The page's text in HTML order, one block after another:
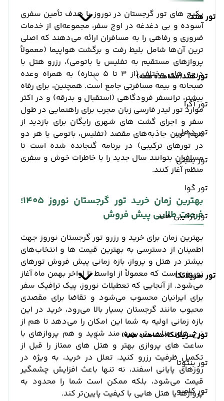
تور هند
تور هند(مشاهده همه)
تور آگرا
تور دهلی
تور بمبئی
تور گوا
تور ترکیبی هند
تور سریلانکا
تور سریلانکا(مشاهده همه)
تور بنتوتا
تور کلمبو
پکیج‌ های تور گرجستان در نوروز با هدف تأمین سفری
آسوده و بی‌ دغدغه در اوج سفر، مجموعه‌ای از خدمات
ضروری و رفاهی را به مسافران ارائه می‌دهند که اصلی
‌ترین آن‌ها شامل بلیط رفت و برگشت هواپیما (معمولاً
پروازهای مستقیم به تفلیس یا باتومی)، رزرو هتل با
درجه‌ های مختلف (از ۳ تا ۵ ستاره) به همراه وعده
صبحانه و بیمه مسافرتی جامع است. همچنین، برای رفاه
بیشتر، ترانسفر فرودگاهی (استقبال و بدرقه) و در اکثر
موارد تور لیدر فارسی ‌زبان مجرب برای راهنمایی در طول
سفر و اجرای گشت ‌های شهری رایگان برای بازدید از
مهم ‌ترین جاذبه‌های مقصد (تفلیس، باتومی یا هر دو
در تورهای ترکیبی) در برنامه گنجانده شده است تا
مسافران بتوانند سال جدید را با خاطرات خوش و سفری
منظم آغاز کنند.
بهترین زمان خرید تور گرجستان نوروز 1405؛
فرصت طلایی پیش‌ فروش
بهترین زمان برای خرید و رزرو تور گرجستان نوروز جهت
اطمینان از دسترسی به بهترین قیمت‌ ها و انتخاب‌های
بیشتر در هتل و پرواز، بازه زمانی پیش فروش تورهای
نوروزی است که معمولاً از اواسط تا اواخر بهمن ماه آغاز
می‌شود. از آنجایی که تعطیلات نوروز، پیک ترافیک سفر
برای ایرانیان محسوب می‌شود و تقاضا برای مقصدی
محبوب مانند گرجستان بسیار بالا می‌رود، خرید در این
بازه زمانی اولیه به شما این امکان را می‌دهد تا هم از
نرخ‌ های مناسب‌تر بهره‌ مند شوید و هم پروازهای با
ساعت ‌های پروازی بهتر و هتل‌ های ممتاز را قبل از
تکمیل ظرفیت رزرو کنید. تعلل در خرید، به‌ ویژه در
روزهای پایانی اسفند، نه تنها باعث افزایش چشمگیر
قیمت می‌شود، بلکه ممکن است شما را محدود به
پروازها یا هتل‌ هایی با کیفیت پایین‌تر کند.